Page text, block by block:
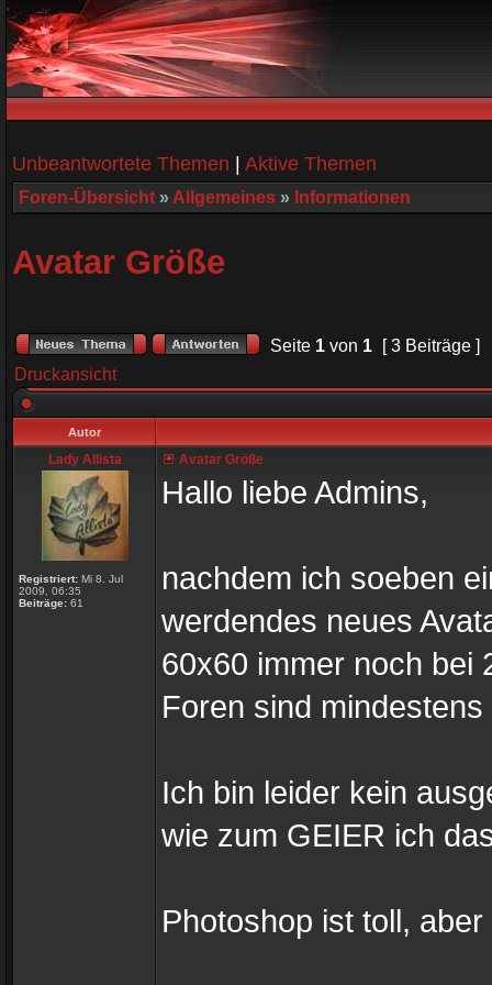
Unbeantwortete Themen Aktive Themen
Foren-Übersicht » Allgemeines » Informationen
Avatar Größe
Seite 1 von 1
[ 3 Beiträge ]
Druckansicht
Autor
Lady Allista
Registriert: Mi 8. Jul
2009, 06:35
Beiträge: 61
Avatar Größe
Hallo liebe Admins,
nachdem ich soeben
werdendes neues
60x60 immer noch bei
Foren sind
Ich bin leider kein
wie zum GEIER ich
Photoshop ist toll,